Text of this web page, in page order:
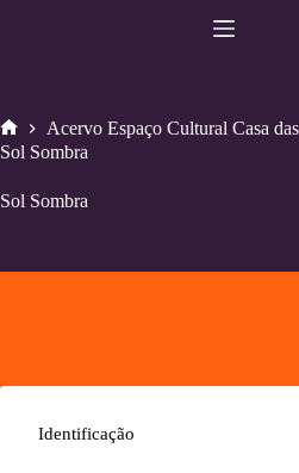
Home
Acervo Espaço Cultural Casa
Sol Sombra
Sol Sombra
Identificação